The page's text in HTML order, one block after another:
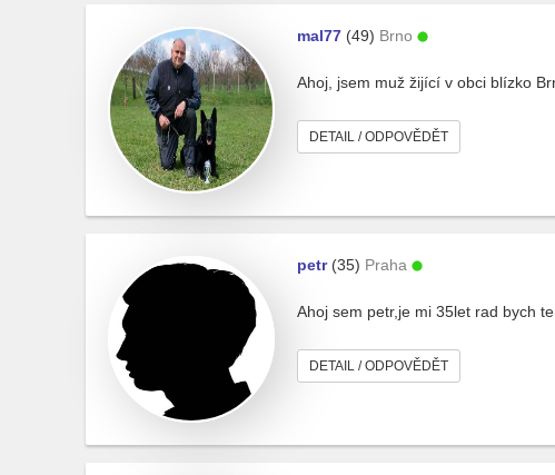
mal77 (49) Brno
Ahoj, jsem muž žijící v obci blízko
DETAIL / ODPOVĚDĚT
petr(35) Praha
Ahoj sem petr,je mi 35let rad bych
DETAIL / ODPOVĚDĚT